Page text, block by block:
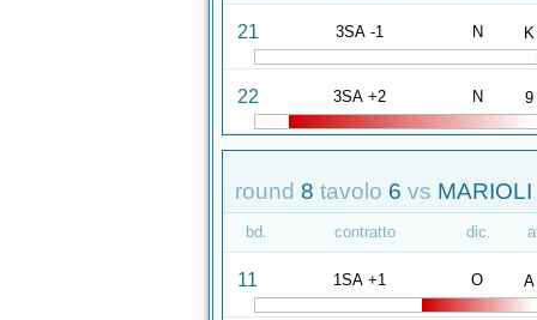
21 3SA -1 N K
22 3SA +2 N 9
round 8 tavolo 6 vs
bd. contratto dic.
11 1SA +1 O A